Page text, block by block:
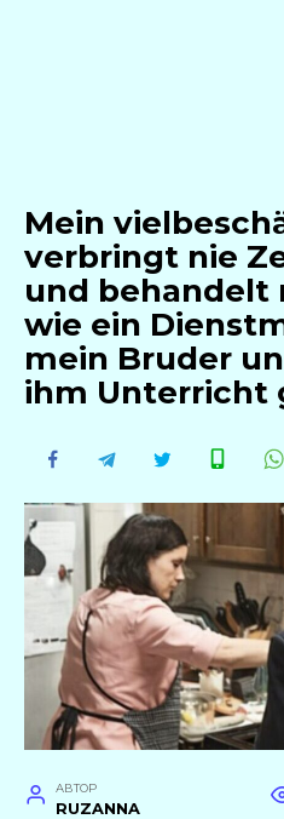
Mein
verbringt nie
und behandelt
wie ein
mein Bruder
ihm Unterricht
АВТОР
RUZANNA